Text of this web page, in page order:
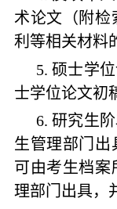
术论文（附检
利等相关材料
5. 硕士学
士学位论文初
6. 研究生
生管理部门出
可由考生档案
理部门出具，